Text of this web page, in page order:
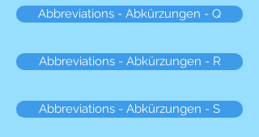
Abbreviations - Abkürzungen - Q
Abbreviations - Abkürzungen - R
Abbreviations - Abkürzungen - S